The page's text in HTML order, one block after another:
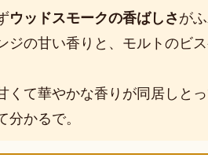
ウッドスモークの香ばしさ が
ジの甘い香りと、モルトのビ
くて華やかな香りが同居しと
分かるで。